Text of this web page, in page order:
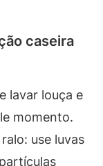
caseira
lavar louça e
momento.
use luvas